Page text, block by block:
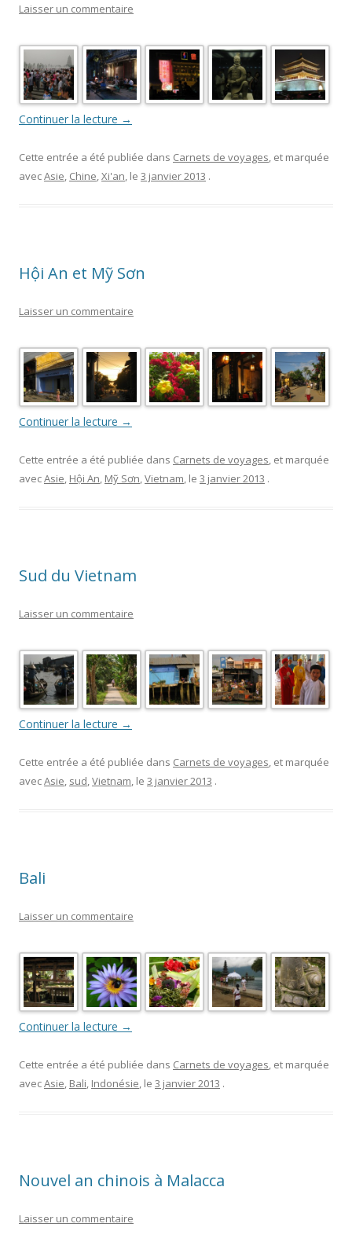
Laisser un commentaire
Continuer la lecture →
Cette entrée a été publiée dans Carnets de voyages, et marquée
avecAsie, Chine,Xi'an, le 3 janvier 2013 .
Hội An et Mỹ Sơn
Laisser un commentaire
Continuer la lecture →
Cette entrée a été publiée dans Carnets de voyages, et marquée
avecAsie, Hội An, Mỹ Sơn,Vietnam, le 3 janvier 2013 .
Sud du Vietnam
Laisser un commentaire
Continuer la lecture →
Cette entrée a été publiée dans Carnets de voyages, et marquée
avecAsie, sud,Vietnam, le 3 janvier 2013 .
Bali
Laisser un commentaire
Continuer la lecture →
Cette entrée a été publiée dans Carnets de voyages, et marquée
avecAsie, Bali, Indonésie, le 3 janvier 2013 .
Nouvel an chinois à Malacca
Laisser un commentaire